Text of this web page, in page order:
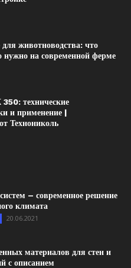
животноводства: что
нужно на современной ферме
технические
и применение |
Технониколь
– современное решение
климата
20.06.2021
материалов для стен и
с описанием